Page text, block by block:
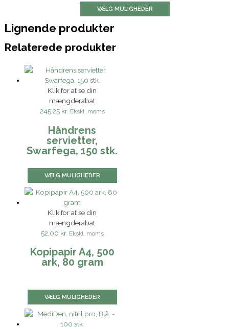
VÆLG MULIGHEDER
Lignende produkter
Relaterede produkter
Klik for at se din
mængderabat
245,25 kr. Ekskl. moms
Håndrens
servietter,
Swarfega, 150 stk.
VÆLG MULIGHEDER
Klik for at se din
mængderabat
52,00 kr. Ekskl. moms
Kopipapir A4, 500
ark, 80 gram
VÆLG MULIGHEDER